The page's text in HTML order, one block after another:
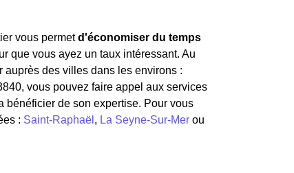
vous permetd'économiser du temps
que vous ayez un taux intéressant. Au
auprès des villes dans les environs :
vous pouvez faire appel aux services
bénéficier de son expertise. Pour vous
: Saint-Raphaël , La Seyne-Sur-Mer ou